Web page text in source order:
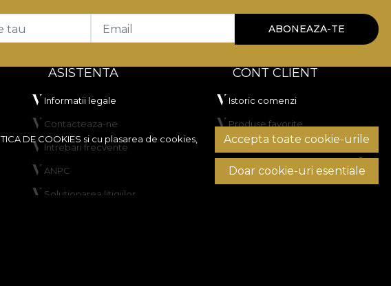
DE COOKIES si cu plasarea de cookies,
Accepta toate cookie-urile
Doar cookie-uri esentiale
tau Email ABONEAZA-TE
ASISTENTA
Informatii legale
Contacteaza-ne
Intrebari frecvente
ANPC
Solutionarea litigiilor
CONT CLIENT
Istoric comenzi
Produse favorite
Metode de plata
Transport si retururi